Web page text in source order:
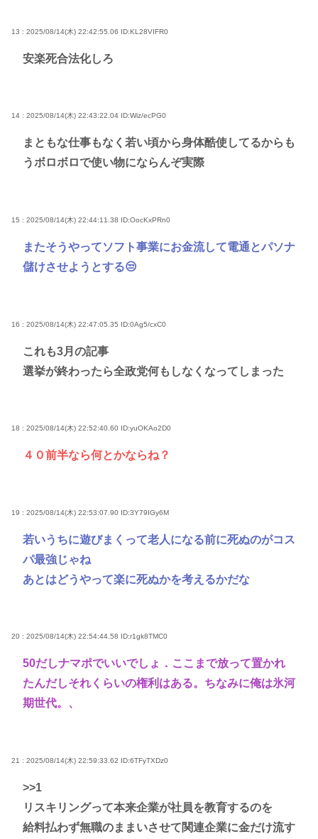
13 : 2025/08/14(木) 22:42:55.06 ID:KL28VIFR0
安楽死合法化しろ
14 : 2025/08/14(木) 22:43:22.04 ID:Wiz/ecPG0
まともな仕事もなく若い頃から身体酷使してるからも
うボロボロで使い物にならんぞ実際
15 : 2025/08/14(木) 22:44:11.38 ID:OocKxPRn0
またそうやってソフト事業にお金流して電通とパソナ
儲けさせようとする😒
16 : 2025/08/14(木) 22:47:05.35 ID:0Ag5/cxC0
これも3月の記事
選挙が終わったら全政党何もしなくなってしまった
18 : 2025/08/14(木) 22:52:40.60 ID:yuOKAo2D0
４０前半なら何とかならね？
19 : 2025/08/14(木) 22:53:07.90 ID:3Y79IGy6M
若いうちに遊びまくって老人になる前に死ぬのがコス
パ最強じゃね
あとはどうやって楽に死ぬかを考えるかだな
20 : 2025/08/14(木) 22:54:44.58 ID:r1gk8TMC0
50だしナマポでいいでしょ．ここまで放って置かれ
たんだしそれくらいの権利はある。ちなみに俺は氷河
期世代。、
21 : 2025/08/14(木) 22:59:33.62 ID:6TFyTXDz0
>>1
リスキリングって本来企業が社員を教育するのを
給料払わず無職のままいさせて関連企業に金だけ流す